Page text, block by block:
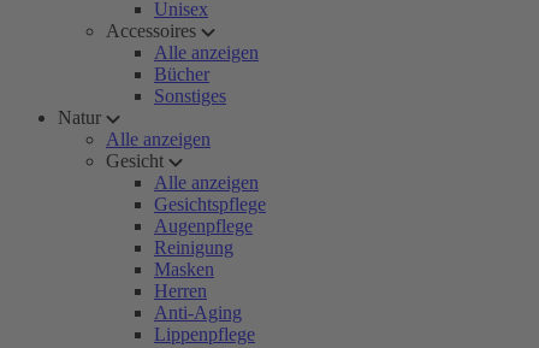
Unisex
Accessoires
Alle anzeigen
Bücher
Sonstiges
Natur
Alle anzeigen
Gesicht
Alle anzeigen
Gesichtspflege
Augenpflege
Reinigung
Masken
Herren
Anti-Aging
Lippenpflege